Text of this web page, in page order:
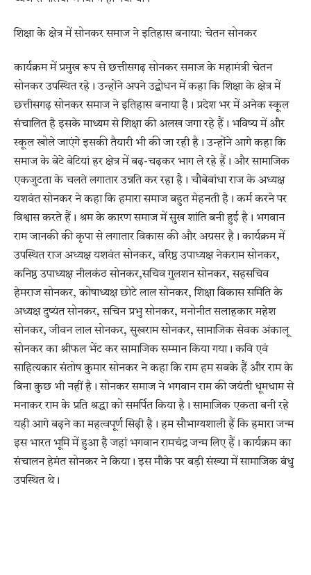
शिक्षा के क्षेत्र में सोनकर समाज ने इतिहास बनाया: चेतन सोनकर
कार्यक्रम में प्रमुख रूप से छत्तीसगढ़ सोनकर समाज के महामंत्री चेतन
सोनकर उपस्थित रहे। उन्होंने अपने उद्बोधन में कहा कि शिक्षा के क्षेत्र में
छत्तीसगढ़ सोनकर समाज ने इतिहास बनाया है। प्रदेश भर में अनेक स्कूल
संचालित है इसके माध्यम से शिक्षा की अलख जगा रहे हैं। भविष्य में और
स्कूल खोले जाएंगे इसकी तैयारी भी की जा रही है। उन्होंने आगे कहा कि
समाज के बेटे बेटियां हर क्षेत्र में बढ़-चढ़कर भाग ले रहे हैं। और सामाजिक
एकजुटता के चलते लगातार उन्नति कर रहा है। चौबेबांधा राज के अध्यक्ष
यशवंत सोनकर ने कहा कि हमारा समाज बहुत मेहनती है। कर्म करने पर
विश्वास करते हैं। श्रम के कारण समाज में सुख शांति बनी हुई है। भगवान
राम जानकी की कृपा से लगातार विकास की और अग्रसर है। कार्यक्रम में
उपस्थित राज अध्यक्ष यशवंत सोनकर, वरिष्ठ उपाध्यक्ष नेकराम सोनकर,
कनिष्ठ उपाध्यक्ष नीलकंठ सोनकर,सचिव गुलशन सोनकर, सहसचिव
हेमराज सोनकर, कोषाध्यक्ष छोटे लाल सोनकर, शिक्षा विकास समिति के
अध्यक्ष दुष्यंत सोनकर, सचिन प्रभु सोनकर, मनोनीत सलाहकार महेश
सोनकर, जीवन लाल सोनकर, सुखराम सोनकर, सामाजिक सेवक अंकालू
सोनकर का श्रीफल भेंट कर सामाजिक सम्मान किया गया। कवि एवं
साहित्यकार संतोष कुमार सोनकर ने कहा कि राम हम सबके हैं और राम के
बिना कुछ भी नहीं है। सोनकर समाज ने भगवान राम की जयंती धूमधाम से
मनाकर राम के प्रति श्रद्धा को समर्पित किया है। सामाजिक एकता बनी रहे
यही आगे बढ़ने का महत्वपूर्ण सिढ़ी है। हम सौभाग्यशाली हैं कि हमारा जन्म
इस भारत भूमि में हुआ है जहां भगवान रामचंद्र जन्म लिए हैं। कार्यक्रम का
संचालन हेमंत सोनकर ने किया। इस मौके पर बड़ी संख्या में सामाजिक बंधु
उपस्थित थे।